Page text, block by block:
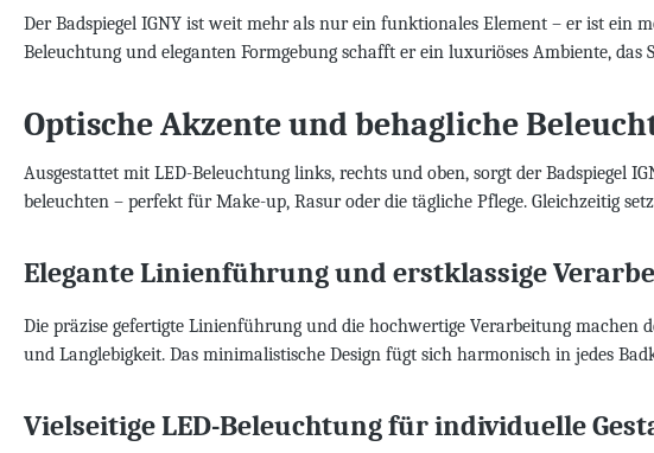
Der Badspiegel IGNY ist weit mehr als nur ein funktionales Element – er ist ein
Beleuchtung und eleganten Formgebung schafft er ein luxuriöses Ambiente,
Optische Akzente und behagliche
Ausgestattet mit LED-Beleuchtung links, rechts und oben, sorgt der Badspiegel
beleuchten – perfekt für Make-up, Rasur oder die tägliche Pflege. Gleichzeitig
Elegante Linienführung und erstklassige
Die präzise gefertigte Linienführung und die hochwertige Verarbeitung
und Langlebigkeit. Das minimalistische Design fügt sich harmonisch in jedes
Vielseitige LED-Beleuchtung für individuelle